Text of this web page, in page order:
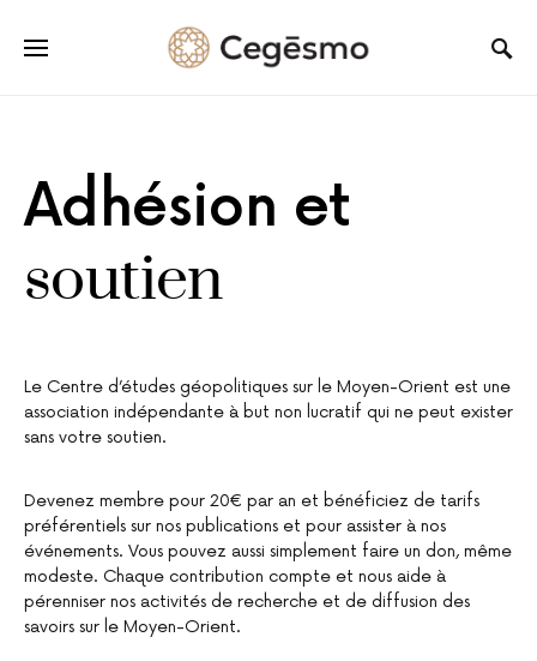
Adhésion et
soutien
Le Centre d’études géopolitiques sur le Moyen-Orient est une
association indépendante à but non lucratif qui ne peut exister
sans votre soutien.
Devenez membre pour 20€ par an et bénéficiez de tarifs
préférentiels sur nos publications et pour assister à nos
événements. Vous pouvez aussi simplement faire un don, même
modeste. Chaque contribution compte et nous aide à
pérenniser nos activités de recherche et de diffusion des
savoirs sur le Moyen-Orient.